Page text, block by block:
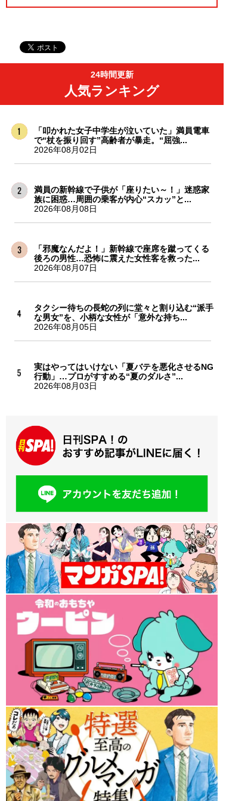
24時間更新
人気ランキング
「叩かれた女子中学生が泣いていた」満員電車
で“杖を振り回す”高齢者が暴走。“屈強...
2026年08月02日
満員の新幹線で子供が「座りたい～！」迷惑家
族に困惑…周囲の乗客が内心“スカッ”と...
2026年08月08日
「邪魔なんだよ！」新幹線で座席を蹴ってくる
後ろの男性…恐怖に震えた女性客を救った...
2026年08月07日
タクシー待ちの長蛇の列に堂々と割り込む“派手
な男女”を、小柄な女性が「意外な持ち...
2026年08月05日
実はやってはいけない「夏バテを悪化させるNG
行動」…プロがすすめる“夏のダルさ”...
2026年08月03日